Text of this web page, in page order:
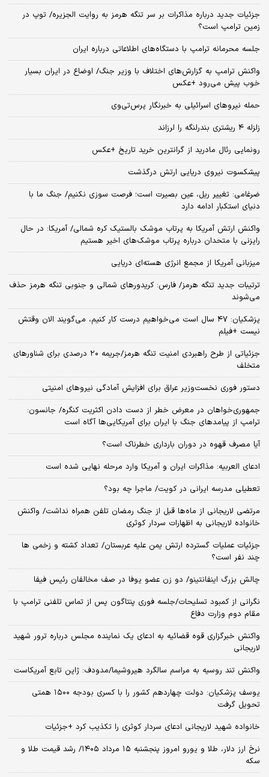
جزئیات جدید درباره مذاکرات بر سر تنگه هرمز به روایت الجزیره/ توپ در
زمین ترامپ است؟
جلسه محرمانه ترامپ با دستگاه‌های اطلاعاتی درباره ایران
واکنش ترامپ به گزارش‌های اختلاف با وزیر جنگ/ اوضاع در ایران بسیار
خوب پیش می‌رود +عکس
حمله نیروهای اسرائیلی به خبرنگار پرس‌تی‌وی
زلزله ۴ ریشتری بندرلنگه را لرزاند
رونمایی رئال مادرید از گرانترین خرید تاریخ +عکس
پیشکسوت نیروی دریایی ارتش درگذشت
ضرغامی: تغییر ریل، عین بصیرت است؛ فرصت سوزی نکنیم/ جنگ ما با
دنیای استکبار ادامه دارد
واکنش ارتش آمریکا به پرتاب موشک بالستیک کره شمالی/ آمریکا: در حال
رایزنی با متحدان درباره پرتاب موشک‌های اخیر هستیم
میزبانی آمریکا از مجمع انرژی هسته‌ای دریایی
ترتیبات جدید تنگه هرمز/ فارس: کریدورهای شمالی و جنوبی تنگه هرمز حذف
می‌شوند
پزشکیان: ۴۷ سال است می‌خواهیم درست کار کنیم، می‌گویند الان وقتش
نیست +فیلم
جزئیاتی از طرح راهبردی امنیت تنگه هرمز/جریمه ۲۰ درصدی برای شناورهای
متخلف
دستور فوری نخست‌وزیر عراق برای افزایش آمادگی نیروهای امنیتی
جمهوری‌خواهان در معرض خطر از دست دادن اکثریت کنگره/ جانسون:
ترامپ از پیامدهای جنگ با ایران برای آمریکایی‌ها آگاه است
آیا مصرف قهوه در دوران بارداری خطرناک است؟
ادعای العربیه: مذاکرات ایران و آمریکا وارد مرحله نهایی شده است
تعطیلی مدرسه ایرانی در کویت/ ماجرا چه بود؟
مرتضی لاریجانی از ماه‌ها قبل از جنگ رمضان تلفن همراه نداشت/ واکنش
خانواده لاریجانی به اظهارات سردار کوثری
جزئیات عملیات گسترده ارتش یمن علیه عربستان/ تعداد کشته و زخمی ها
چند نفر است؟
چالش بزرگ اینفانتینو/ دو زن عضو یوفا در صف مخالفان رئیس فیفا
نگرانی از کمبود تسلیحات/جلسه فوری پنتاگون پس از تماس تلفنی ترامپ با
مقام دوم وزارت دفاع
واکنش خبرگزاری قوه قضائیه به ادعای یک نماینده مجلس درباره ترور شهید
لاریجانی
واکنش تند روسیه به مراسم سالگرد هیروشیما/مدودف: ژاپن تابع آمریکاست
یوسف پزشکیان: دولت چهاردهم کشور را با کسری بودجه ۱۵۰۰ همتی
تحویل گرفت
خانواده شهید لاریجانی ادعای سردار کوثری را تکذیب کرد +جزئیات
نرخ ارز دلار، طلا و یورو امروز پنجشنبه ۱۵ مرداد ۱۴۰۵/ رشد قیمت طلا و
سکه